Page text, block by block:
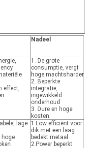
Nadeel
effect,
1. De grote
consumptie, vergt
hoge machtsharder
2. Beperkte
integratie,
ingewikkeld
onderhoud
3. Dure en hoge
kosten.
lage
hoge
1.Low efficiënt voor
dik met een laag
bedekt metaal
2.Power beperkt